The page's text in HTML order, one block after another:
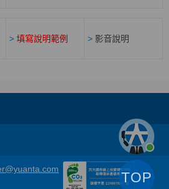
> 填寫說明範例 > 影音說明
TOP